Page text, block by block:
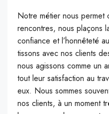
Notre métier nous
rencontres, nous plaçons
confiance et l’honnêteté
tissons avec nos clients
nous agissons comme un
tout leur satisfaction au
eux. Nous sommes
nos clients, à un moment